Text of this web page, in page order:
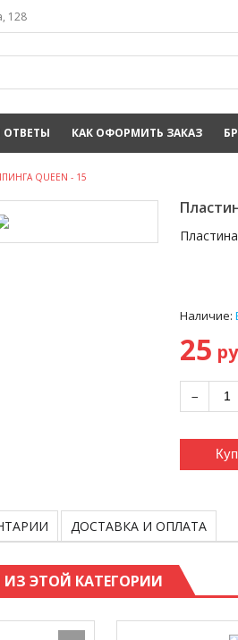
128
КАК ОФОРМИТЬ ЗАКАЗ
QUEEN - 15
Наличие:
25
−
ДОСТАВКА И ОПЛАТА
ЭТОЙ КАТЕГОРИИ